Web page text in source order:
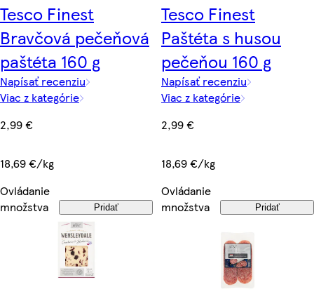
Tesco Finest
Bravčová pečeňová
paštéta 160 g
Napísať recenziu
Viac z kategórie
2,99 €
18,69 €/kg
Ovládanie
množstva
Pridať
Tesco Finest
Paštéta s husou
pečeňou 160 g
Napísať recenziu
Viac z kategórie
2,99 €
18,69 €/kg
Ovládanie
množstva
Pridať